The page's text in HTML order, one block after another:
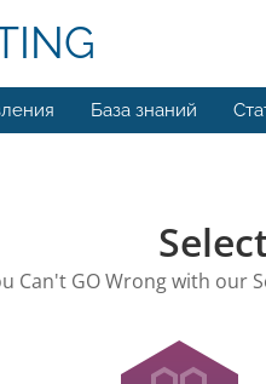
База знаний
Can't GO Wrong with our